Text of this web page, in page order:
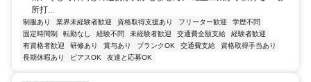
所打...
制服あり 業界未経験者歓迎 資格取得支援あり フリーター歓迎
学歴不問
固定時間制
転勤なし 経験不問 未経験者歓迎 交通費全額支給
経験者歓迎
有資格者歓迎
研修あり 賞与あり ブランクOK 交通費支給
資格取得手当あり
長期休暇あり
ピアスOK 友達と応募OK